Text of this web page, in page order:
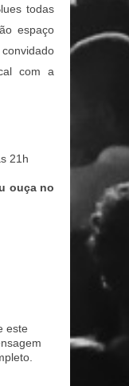
todas
espaço
com a
21h
ouça no
este